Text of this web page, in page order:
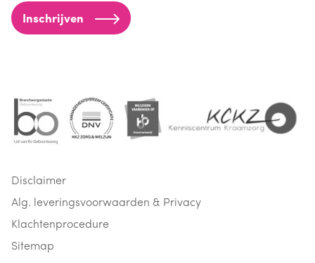
Inschrijven
Disclaimer
Alg. leveringsvoorwaarden & Privacy
Klachtenprocedure
Sitemap